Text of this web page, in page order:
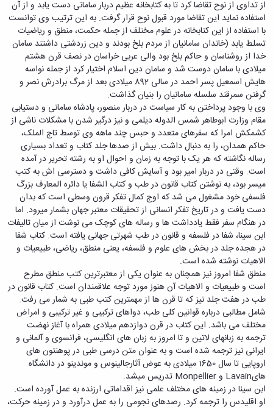
معاونت
فرهنگی
و
اجتماعی
نهاد
نمایندگی
مقام
معظم
رهبری
تماس
با
دانشگاه
روابط
عمومی
آدرس
دانشکده‌ها
شماره
تلفن‌ها
فارسی
به
غیرفارسی‌زبانان
آموزش‌های
کاربردی
و
الکترونیکی
آموزش
کارکنان
سایر
تقویم
آموزشی
نظامنامه
اخلاق
آموزش
دانش‌آموختگان
پسماند
آزمایشگاه
مقاومت
مصالح
آزمایشگاه
مواد
آزمایشگاه
باستان
شناسی
آزمایشگاه
هوش
ربات
و
بینایی
آزمایشگاه
ژئوماتیک
پژوهش
کتابخانه
مرکزی
و
مرکز
اسناد
پایان
نامه
و
رساله
علم
سنجی
همایش‌ها
انتشارات
دانشگاه
کبودرآهنگ
فنی
و
منابع
طبیعی
تویسرکان
مدیریت
و
حسابداری
رزن
صنایع
غذایی
بهار
مجتمع
آموزش
عالی
فاطمیه
نهاوند
(ویژه
دختران)
تربیت
بدنی
و
فوق
برنامه
استخر
زمین
چمن
سالن‌های
ورزشی
تفریحی-
سیاحتی
باغ
دانشگاه
موزه
تاریخ
طبیعی
دانشگاه
بوعلی
سینا
مؤسسه
حمایت
های
مردمی
دانشگاه
(محمد)
از تداوی از نوح تقاضا کرد تا به کتابخانه عظیم دربار سامانی دست یابد و از آن
استفاده نماید این تقاضا مورد قبول نوح قرار گرفت. به این ترتیب وی توانست
با استفاده از این کتابخانه در علوم مختلف از جمله حکمت،‌ منطق و‌ ریاضیات
تسلط یابد (خاندان سامانیان از مردم بلخ بودند و دین زردشتی داشتند سامان
خدا از روشناسان و حاکم بلخ بود والی عربی خراسان در نصف قرن هشتم
میلادی با سامان دوست شد و سامان دین اسلام اختیار کرد از جمله نواسه
هایش اسمعیل پسر احمد در سالی 892 میلادی بعد از مرگ برادرش نصر و
گرفتن سمرقند سلسله سامانیان را بنیان گذاشت.
وی با وجود پرداختن به کار سیاست در دربار منصور، پادشاه سامانی و دستیابی
مقام وزارت ابوطاهر شمس الدوله دیلمی و نیز درگیر شدن با مشکلات ناشی از
کشمکش امرا که سفرهای متعدد و حبس چند ماهه وی توسط تاج الملک،
حاکم همدان، را به دنبال داشت. بیش از صدها جلد کتاب و تعداد بسیاری
رساله نگاشته که هر یک با توجه به زمان و احوال او به رشته تحریر در آمده
است. وقتی در دربار امیر بود و آسایش کافی داشت و دسترسی اش به کتب
میسر بود،‌ به نوشتن کتاب قانون در طب و کتاب الشفا یا دائره المعارف بزرگ
فلسفی خود مشغول می شد که اوج کمال تفکر قرون وسطی است که بدان
دست یافت و در تاریخ تفکر انسانی از تحقیقات معتبر جهان بشمار میرود. اما
در هنگام سفر فقط یادداشت ها و رساله های کوچک می نوشت از میان تالیفات
ابن سینا،‌ شفا در فلسفه و قانون در طب شهرتی جهانی یافته است. کتاب شفا
در هجده جلد در بخش های علوم و فلسفه، یعنی منطق، ریاضی، طبیعیات و
الاهیات نوشته شده است.
منطق شفا امروز نیز همچنان به عنوان یکی از معتبرترین کتب منطق مطرح
است و طبیعیات و الاهیات آن هنوز مورد توجه علاقمندان است. کتاب قانون در
طب در هفت جلد نیز که تا قرن ها از مهمترین کتب طبی به شمار می رفت.
شامل مطالبی درباره قوانین کلی طب، دواهای ترکیبی و غیر ترکیبی و امراض
مختلف می باشد. این کتاب در قرن دوازدهم میلادی همراه با آغاز نهضت
ترجمه به زبانهای لاتین و تا امروز به زبان های انگلیسی، فرانسوی و آلمانی و
ایرانی نیز ترجمه شده است و به عنوان متن درسی طبی در پوهنتون های
اروپایی تا سال 1650 میلادی به عوض آثارجالینوس و موندینو در دانشگاه
هایLavain و Monpellier تدریس میشد.
ابن سینا در زمینه های مختلف علمی نیز اقداماتی ارزنده به عمل آورده است.
او اقلیدس را ترجمه کرد. رصدهای نجومی را به عمل درآورد و در زمینه حرکت،